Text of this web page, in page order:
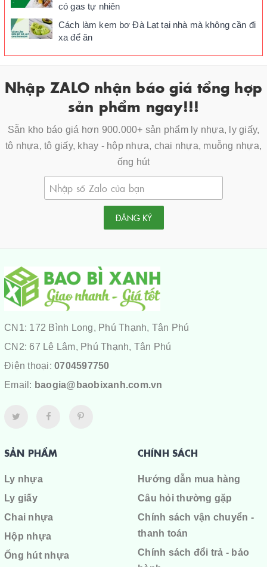
có gas tự nhiên
Cách làm kem bơ Đà Lạt tại nhà mà không cần đi
xa để ăn
Nhập ZALO nhận báo giá tổng hợp
sản phẩm ngay!!!
Sẵn kho báo giá hơn 900.000+ sản phẩm ly nhựa, ly giấy,
tô nhựa, tô giấy, khay - hộp nhựa, chai nhựa, muỗng nhựa,
ống hút
ĐĂNG KÝ
CN1: 172 Bình Long, Phú Thạnh, Tân Phú
CN2: 67 Lê Lâm, Phú Thạnh, Tân Phú
Điện thoại: 0704597750
Email: baogia@baobixanh.com.vn
SẢN PHẨM
Ly nhựa
Ly giấy
Chai nhựa
Hộp nhựa
Ống hút nhựa
CHÍNH SÁCH
Hướng dẫn mua hàng
Câu hỏi thường gặp
Chính sách vận chuyển -
thanh toán
Chính sách đổi trả - bảo